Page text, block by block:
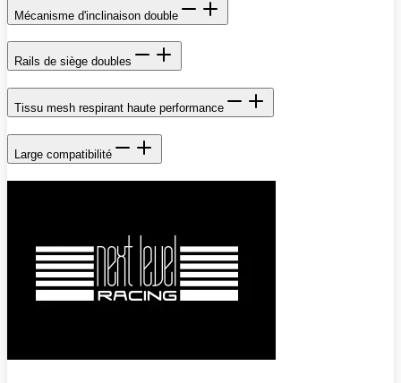
Mécanisme d'inclinaison double
Rails de siège doubles
Tissu mesh respirant haute performance
Large compatibilité